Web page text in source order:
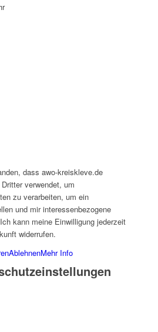
dass awo-kreiskleve.de
verwendet, um
zu verarbeiten, um ein
und mir interessenbezogene
kann meine Einwilligung jederzeit
widerrufen.
AblehnenMehr Info